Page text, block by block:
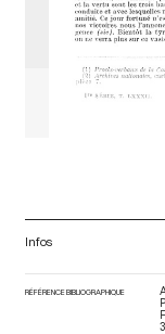
Infos
RÉFÉRENCE BIBLIOGRAPHIQUE